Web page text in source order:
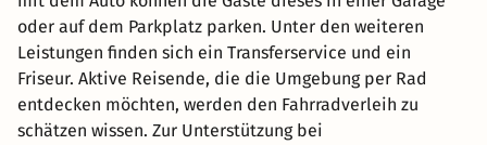
oder auf dem Parkplatz parken. Unter den weiteren
Leistungen finden sich ein Transferservice und ein
Friseur. Aktive Reisende, die die Umgebung per Rad
entdecken möchten, werden den Fahrradverleih zu
schätzen wissen. Zur Unterstützung bei